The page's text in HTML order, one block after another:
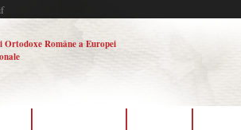
Române a Europei